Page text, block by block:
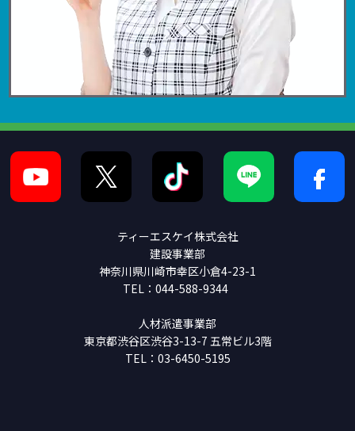
ティーエスケイ株式会社
建設事業部
神奈川県川崎市幸区小倉4-23-1
TEL：044-588-9344
人材派遣事業部
東京都渋谷区渋谷3-13-7 五常ビル3階
TEL：03-6450-5195